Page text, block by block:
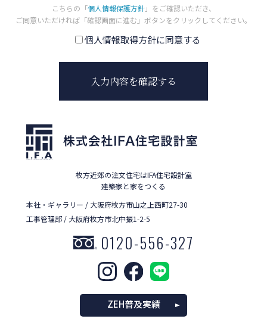
こちらの「個人情報保護方針」をご確認いただき、
ご同意いただければ「確認画面に進む」ボタンをクリックしてください。
個人情報取得方針に同意する
枚方近郊の注文住宅はIFA住宅設計室
建築家と家をつくる
本社・ギャラリー / 大阪府枚方市山之上西町27-30
工事管理部 / 大阪府枚方市北中振1-2-5
0120-556-327
ZEH普及実績